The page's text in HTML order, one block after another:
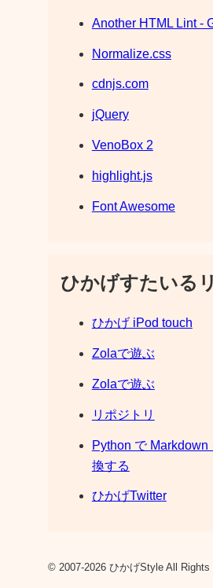
Another HTML Lint -
Normalize.css
cdnjs.com
jQuery
VenoBox 2
highlight.js
Font Awesome
ひかげすたいる
ひかげ iPod touch
Zolaで遊ぶ
Zolaで遊ぶ
リポジトリ
Python で Markdown
換する
ひかげTwitter
© 2007-2026 ひかげStyle All Rights